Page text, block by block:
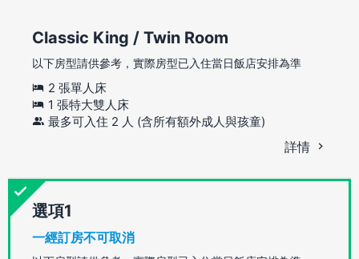
Classic King / Twin Room
以下房型請供參考，實際房型已入住當日飯店安排為準
2 張單人床
1 張特大雙人床
最多可入住 2 人 (含所有額外成人與孩童)
詳情
選項
一經訂房不可取消